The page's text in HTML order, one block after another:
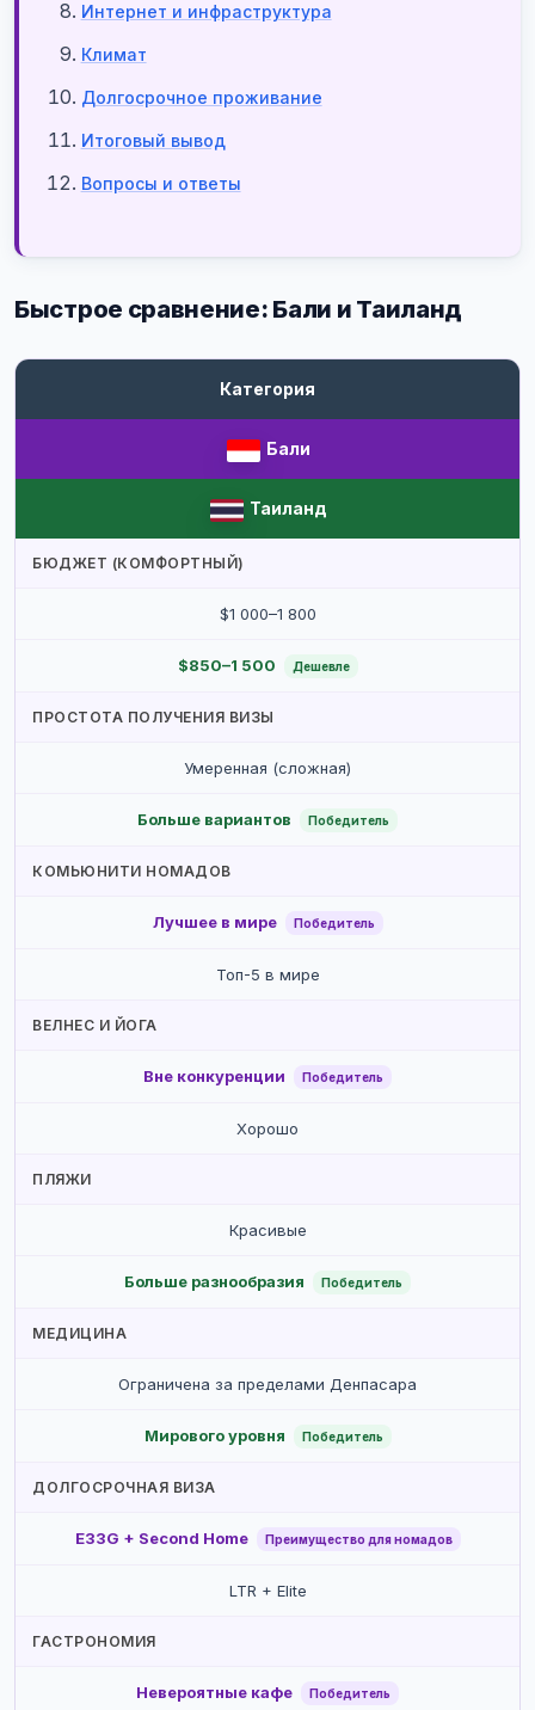
Интернет и инфраструктура
Климат
Долгосрочное проживание
Итоговый вывод
Вопросы и ответы
Быстрое сравнение: Бали и Таиланд
Категория
Бали
Таиланд
БЮДЖЕТ (КОМФОРТНЫЙ)
$1 000–1 800
$850–1 500 Дешевле
ПРОСТОТА ПОЛУЧЕНИЯ ВИЗЫ
Умеренная (сложная)
Больше вариантов Победитель
КОМЬЮНИТИ НОМАДОВ
Лучшее в мире Победитель
Топ-5 в мире
ВЕЛНЕС И ЙОГА
Вне конкуренции Победитель
Хорошо
ПЛЯЖИ
Красивые
Больше разнообразия Победитель
МЕДИЦИНА
Ограничена за пределами Денпасара
Мирового уровня Победитель
ДОЛГОСРОЧНАЯ ВИЗА
E33G + Second Home Преимущество для номадов
LTR + Elite
ГАСТРОНОМИЯ
Невероятные кафе Победитель